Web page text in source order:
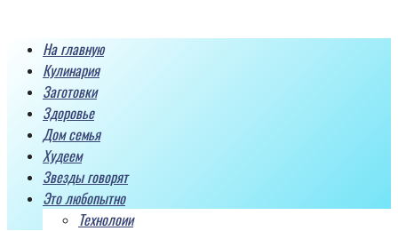
контентуНа главную
Кулинария
Заготовки
Здоровье
Дом семья
Худеем
Звезды говорят
Это любопытно
Технолоии